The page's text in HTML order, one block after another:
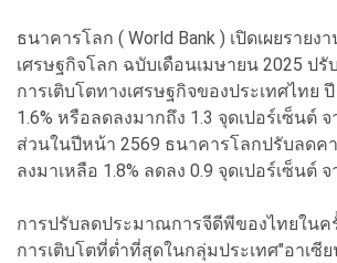
ธนาคารโลก ( World Bank ) เปิดเผยรายง
เศรษฐกิจโลก ฉบับเดือนเมษายน 2025 ป
การเติบโตทางเศรษฐกิจของประเทศไทย ปี
1.6% หรือลดลงมากถึง 1.3 จุดเปอร์เซ็นต์
ส่วนในปีหน้า 2569 ธนาคารโลกปรับลดค
ลงมาเหลือ 1.8% ลดลง 0.9 จุดเปอร์เซ็นต์ จ
การปรับลดประมาณการจีดีพีของไทยในค
การเติบโตที่ต่ำที่สุดในกลุ่มประเทศ"อาเซี